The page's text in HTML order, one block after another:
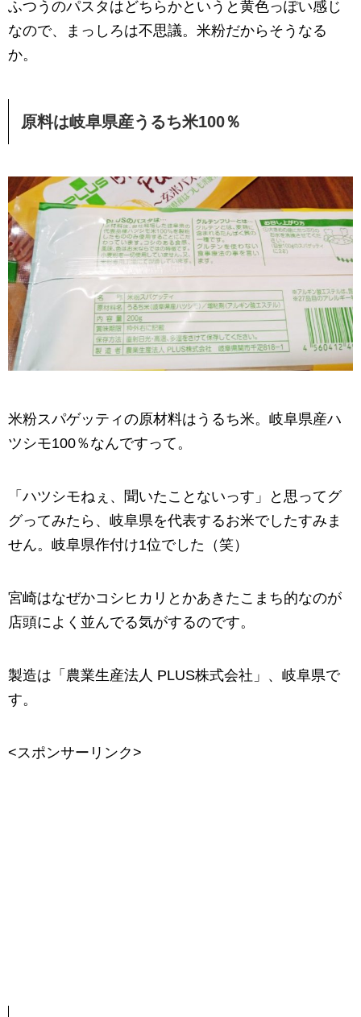
ふつうのパスタはどちらかというと黄色っぽい感じ
なので、まっしろは不思議。米粉だからそうなる
か。
原料は岐阜県産うるち米100％
米粉スパゲッティの原材料はうるち米。岐阜県産ハ
ツシモ100％なんですって。
「ハツシモねぇ、聞いたことないっす」と思ってグ
グってみたら、岐阜県を代表するお米でしたすみま
せん。岐阜県作付け1位でした（笑）
宮崎はなぜかコシヒカリとかあきたこまち的なのが
店頭によく並んでる気がするのです。
製造は「農業生産法人 PLUS株式会社」、岐阜県で
す。
<スポンサーリンク>